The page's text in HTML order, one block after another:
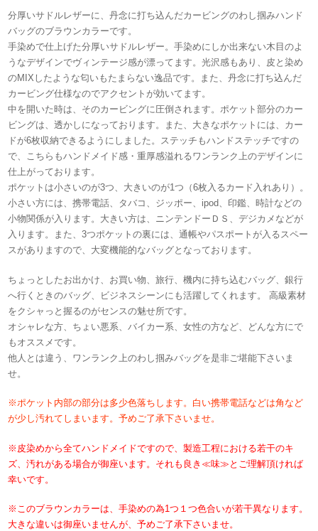
分厚いサドルレザーに、丹念に打ち込んだカービングのわし掴みハンド
バッグのブラウンカラーです。
手染めで仕上げた分厚いサドルレザー。手染めにしか出来ない木目のよ
うなデザインでヴィンテージ感が漂ってます。光沢感もあり、皮と染め
のMIXしたような匂いもたまらない逸品です。また、丹念に打ち込んだ
カービング仕様なのでアクセントが効いてます。
中を開いた時は、そのカービングに圧倒されます。ポケット部分のカー
ビングは、透かしになっております。また、大きなポケットには、カー
ドが6枚収納できるようにしました。ステッチもハンドステッチですの
で、こちらもハンドメイド感・重厚感溢れるワンランク上のデザインに
仕上がっております。
ポケットは小さいのが3つ、大きいのが1つ（6枚入るカード入れあり）。
小さい方には、携帯電話、タバコ、ジッポー、ipod、印鑑、時計などの
小物関係が入ります。大きい方は、ニンテンドーＤＳ、デジカメなどが
入ります。また、3つポケットの裏には、通帳やパスポートが入るスペー
スがありますので、大変機能的なバッグとなっております。
ちょっとしたお出かけ、お買い物、旅行、機内に持ち込むバッグ、銀行
へ行くときのバッグ、ビジネスシーンにも活躍してくれます。 高級素材
をクシャっと握るのがセンスの魅せ所です。
オシャレな方、ちょい悪系、バイカー系、女性の方など、どんな方にで
もオススメです。
他人とは違う、ワンランク上のわし掴みバッグを是非ご堪能下さいま
せ。
※ポケット内部の部分は多少色落ちします。白い携帯電話などは角など
が少し汚れてしまいます。予めご了承下さいませ。
※皮染めから全てハンドメイドですので、製造工程における若干のキ
ズ、汚れがある場合が御座います。それも良き≪味≫とご理解頂ければ
幸いです。
※このブラウンカラーは、手染めの為1つ１つ色合いが若干異なります。
大きな違いは御座いませんが、予めご了承下さいませ。